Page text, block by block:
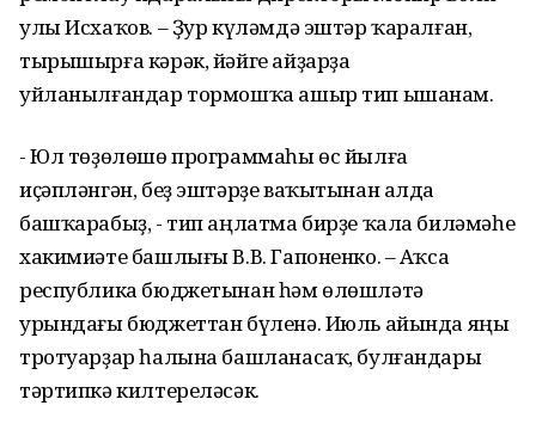
улы Исхаҡов. – Ҙур күләмдә эштәр ҡаралған,
тырышырға кәрәк, йәйге айҙарҙа
уйланылғандар тормошҡа ашыр тип ышанам.
- Юл төҙөлөшө программаһы өс йылға
иҫәпләнгән, беҙ эштәрҙе ваҡытынан алда
башҡарабыҙ, - тип аңлатма бирҙе ҡала биләмәһе
хакимиәте башлығы В.В. Гапоненко. – Аҡса
республика бюджетынан һәм өлөшләтә
урындағы бюджеттан бүленә. Июль айында яңы
тротуарҙар һалына башланасаҡ, булғандары
тәртипкә килтереләсәк.